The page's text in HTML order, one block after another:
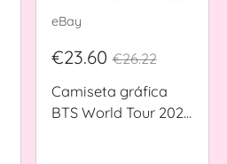
eBay
€23.60€26.22
Camiseta gráfica
BTS World Tour 2026